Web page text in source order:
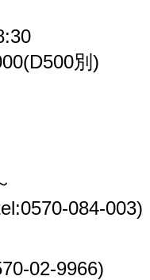
別)
084-003)
02-9966)